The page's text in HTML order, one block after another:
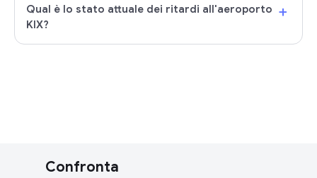
Qual è lo stato attuale dei ritardi all'aeroporto
KIX?
+
Confronta